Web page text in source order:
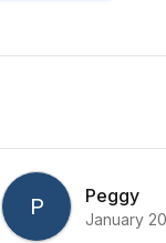
P Peggy
January